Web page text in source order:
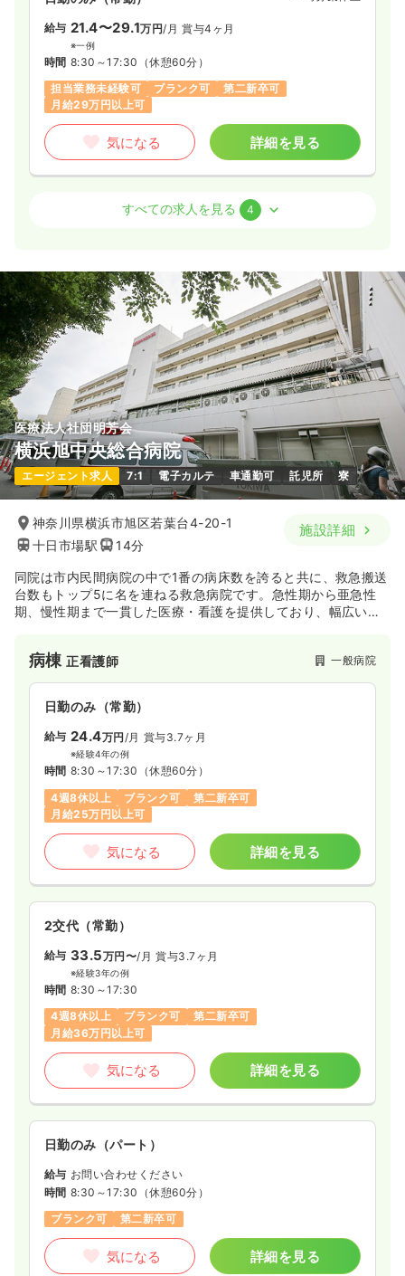
26.5〜32.1
※一例
時間 8:30～17:00
日祝休み
4週8休以上
気になる 詳細を見る
日勤のみ（パート）
時間 8:30～17:00
日祝休み
ブランク可 時給1,400円以上可
気になる 詳細を見る
検診・健診正看護師 一般病院
日勤のみ（パート） 一時募集休止
給与 時給1,450〜1,600円
時間 8:30～12:30
日祝休み
ブランク可 時給1,600円以上可
気になる
給与 21.4〜29.1万円/月 賞与4ヶ月
※一例
時間 8:30～17:30 （休憩60分）
担当業務未経験可
ブランク可
第二新卒可
月給29万円以上可
気になる 詳細を見る
給与 25.8万円/月 賞与4ヶ月
※経験3年の例
時間 9:00～18:00（休憩60分）
4週8休以上
担当業務未経験可 ブランク可
第二新卒可
月給32万円以上可
気になる 詳細を見る
日勤のみ（パート）
給与 時給1,400円〜
時間 9:00～18:00 （休憩60分）
担当業務未経験可
気になる 詳細を見る
訪問看護正看護師 一般＋療養
日勤のみ（常勤）
給与 24.0万円〜/月 賞与4ヶ月
※経験3年の例
時間 8:30～17:30 （休憩60分）
4週8休以上
オンコールあり
担当業務未経験可
ブランク可
第二新卒可
気になる 詳細を見る
検診・健診
日勤のみ（常勤）
給与 23.1万円/月
※経験4年の例
時間 8:00～17:00
日祝休み
担当業務未経験可
第二新卒可
月給28万円以上可
気になる 詳細を見る
すべての求人を見る 4
医療法人社団明芳会
横浜旭中央総合病院
エージェント求人 7:1 電子カルテ 車通勤可 託児所 寮
神奈川県横浜市旭区若葉台4-20-1
十日市場駅
14分
施設詳細
同院は市内民間病院の中で1番の病床数を誇ると共に、救急搬送
台数もトップ5に名を連ねる救急病院です。急性期から亜急性
期、慢性期まで一貫した医療・看護を提供しており、幅広い診
病棟正看護師 一般病院
日勤のみ（常勤）
給与 24.4万円/月 賞与3.7ヶ月
※経験4年の例
時間 8:30～17:30 （休憩60分）
4週8休以上
ブランク可
第二新卒可
月給25万円以上可
気になる 詳細を見る
2交代（常勤）
給与 33.5万円〜/月 賞与3.7ヶ月
※経験3年の例
時間 8:30～17:30
4週8休以上
ブランク可
第二新卒可
月給36万円以上可
気になる 詳細を見る
日勤のみ（パート）
給与 お問い合わせください
時間 8:30～17:30 （休憩60分）
ブランク可
第二新卒可
気になる 詳細を見る